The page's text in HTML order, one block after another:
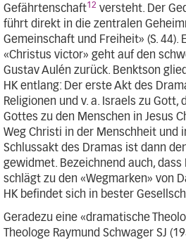
Gefährtenschaft12 versteht. Der
führt direkt in die zentralen
Gemeinschaft und Freiheit» (S. 44).
«Christus victor» geht auf den
Gustav Aulén zurück. Benktson
HK entlang: Der erste Akt des
Religionen und v. a. Israels zu Gott,
Gottes zu den Menschen in Jesus
Weg Christi in der Menschheit und
Schlussakt des Dramas ist dann
gewidmet. Bezeichnend auch,
schlägt zu den «Wegmarken» von
HK befindet sich in bester
Geradezu eine «dramatische
Theologe Raymund Schwager SJ